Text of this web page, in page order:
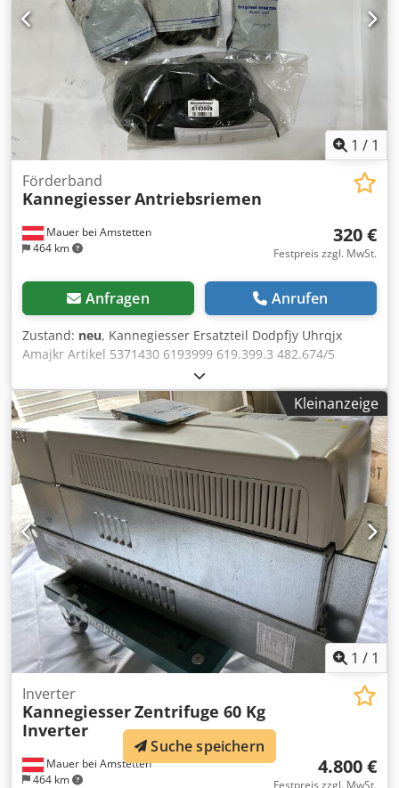
1 / 1
Mauer bei Amstetten
464 km
Förderband
KannegiesserAntriebsriemen
320 €
Festpreis zzgl. MwSt.
Anfragen Anrufen
Zustand: neu, Kannegiesser Ersatzteil Dodpfjy Uhrqjx
Amajkr Artikel 5371430 6193999 619.399.3 482.674/5
Kleinanzeige
1 / 1
Mauer bei Amstetten
464 km
Inverter
KannegiesserZentrifuge 60 Kg
Inverter
4.800 €
Festpreis zzgl. MwSt.
Suche speichern